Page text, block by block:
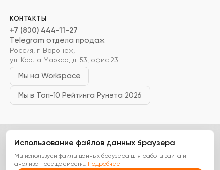
КОНТАКТЫ
+7 (800) 444-11-27
Telegram отдела продаж
Россия, г. Воронеж,
ул. Карла Маркса, д. 53, офис 23
Мы на Workspace
Мы в Топ-10 Рейтинга Рунета 2026
ООО «Цифровые Технологии»ИНН 3666268630ОГРН 1233600018410
Аккредитация Минцифры № 52007
Политика конфиденциальности Оферта на доработки
Использование файлов данных браузера
Мы используем файлы данных браузера для работы сайта и
анализа посещаемости… Подробнее